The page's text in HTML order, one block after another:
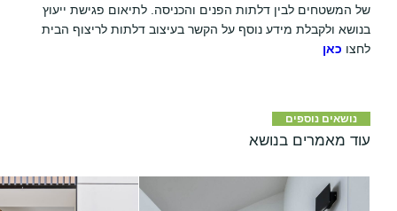
של המשטחים לבין דלתות הפנים והכניסה. לתיאום פגישת ייעוץ
בנושא ולקבלת מידע נוסף על הקשר בעיצוב דלתות לריצוף הבית
לחצו כאן
נושאים נוספים
עוד מאמרים בנושא